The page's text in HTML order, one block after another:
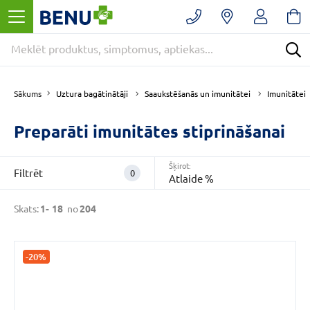
Sākums Uztura bagātinātāji Saaukstēšanās un imunitātei Imunitātei
FiltrētNoņemt
filtrus
Kategorijas
E
-
APTIEKA
(204)
Uztura
bagātinātāji
Saaukstēšanās
un
imunitātei
Preparāti imunitātes stiprināšanai
Skats:1- 18 no204
Filtrēt 0
Šķirot:
Atlaide %
-20%